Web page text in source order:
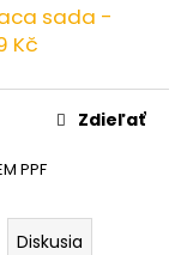
sada -
Kč
PPF
Zdieľať
Diskusia